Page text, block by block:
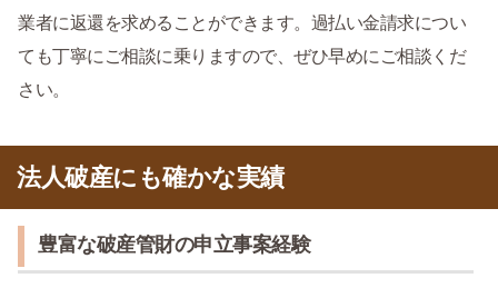
業者に返還を求めることができます。過払い金請求につい
ても丁寧にご相談に乗りますので、ぜひ早めにご相談くだ
さい。
法人破産にも確かな実績
豊富な破産管財の申立事案経験